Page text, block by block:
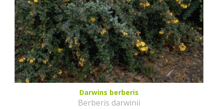
Darwins berberis
Berberis darwinii